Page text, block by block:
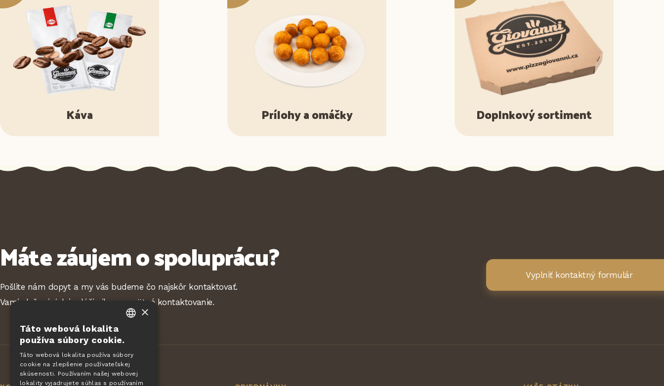
Káva Prílohy a omáčky Doplnkový sortiment
Máte záujem o spoluprácu?
Pošlite nám dopyt a my vás budeme čo najskôr kontaktovať.
Vami vložené údaje slúžia iba na spätné kontaktovanie.
Vyplniť kontaktný formulár
DE
SLOVAK
×
Táto webová lokalita
používa súbory cookie.
Táto webová lokalita používa súbory
cookie na zlepšenie používateľskej
skúsenosti. Používaním našej webovej
lokality vyjadrujete súhlas s používaním